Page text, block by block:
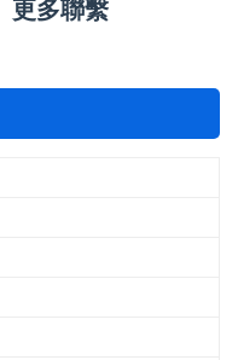
更多聯繫